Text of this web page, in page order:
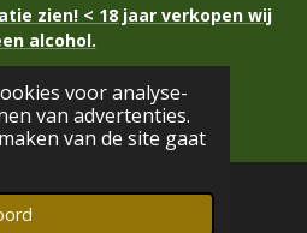
voor analyse-
van advertenties.
van de site gaat
zien! < 18 jaar verkopen wij
alcohol.